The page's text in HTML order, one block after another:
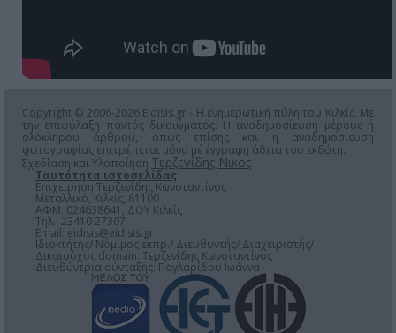
Copyright © 2006-2026 Eidisis.gr - Η ενημερωτική πύλη του Κιλκίς. Με
την επιφύλαξη παντός δικαιώματος. Η αναδημοσίευση μέρους ή
ολόκληρου άρθρου, όπως επίσης και η αναδημοσίευση
φωτογραφίας επιτρέπεται μόνο μέ έγγραφη άδεια του εκδότη.
Σχεδίαση και Υλοποίηση Τερζενίδης Νικος
Ταυτότητα ιστοσελίδας
Επιχείρηση Τερζενίδης Κωνσταντίνος
Μεταλλικό, Κιλκίς, 61100
ΑΦΜ: 024638641, ΔΟΥ Κιλκίς
Τηλ.: 23410 27307
Email: eidisis@eidisis.gr
Ιδιοκτήτης/ Νόμιμος εκπρ./ Διευθυντής/ Διαχειριστής/
Δικαιούχος domain: Τερζενίδης Κωνσταντίνος
Διευθύντρια σύνταξης: Παγλαρίδου Ιωάννα